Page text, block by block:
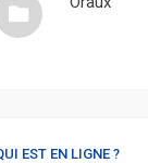
EST EN LIGNE ?